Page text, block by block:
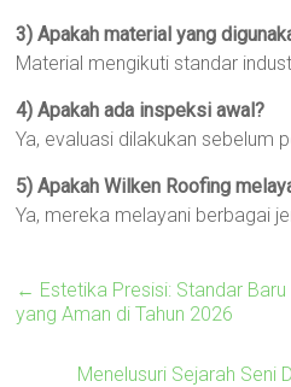
3) Apakah material yang
Material mengikuti standar
4) Apakah ada inspeksi awal?
Ya, evaluasi dilakukan sebelum
5) Apakah Wilken Roofing
Ya, mereka melayani berbagai
← Estetika Presisi: Standar
yang Aman di Tahun 2026
Menelusuri Sejarah Seni